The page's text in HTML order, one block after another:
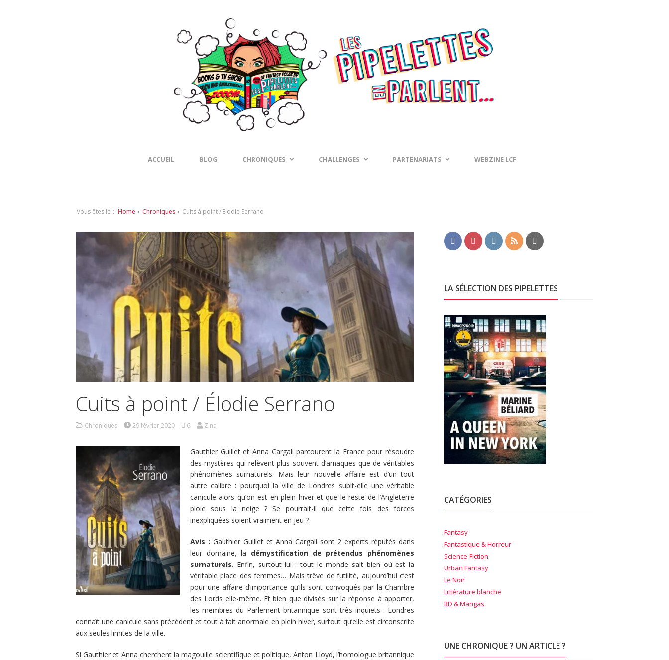
ACCUEIL BLOG CHRONIQUES CHALLENGES PARTENARIATS WEBZINE LCF
Vous êtes ici : Home › Chroniques › Cuits à point / Élodie Serrano
Cuits à point / Élodie Serrano
Chroniques 29 février 2020 6 Zina
Gauthier Guillet et Anna Cargali parcourent la France pour résoudre
des mystères qui relèvent plus souvent d’arnaques que de véritables
phénomènes surnaturels. Mais leur nouvelle affaire est d’un tout
autre calibre : pourquoi la ville de Londres subit-elle une véritable
canicule alors qu’on est en plein hiver et que le reste de l’Angleterre
ploie sous la neige ? Se pourrait-il que cette fois des forces
inexpliquées soient vraiment en jeu ?
Avis : Gauthier Guillet et Anna Cargali sont 2 experts réputés dans
leur domaine, la démystification de prétendus phénomènes
surnaturels. Enfin, surtout lui : tout le monde sait bien où est la
véritable place des femmes… Mais trêve de futilité, aujourd’hui c’est
pour une affaire d’importance qu’ils sont convoqués par la Chambre
des Lords elle-même. Et bien que divisés sur la réponse à apporter,
les membres du Parlement britannique sont très inquiets : Londres
connaît une canicule sans précédent et tout à fait anormale en plein hiver, surtout qu’elle est circonscrite
aux seules limites de la ville.
Si Gauthier et Anna cherchent la magouille scientifique et politique, Anton Lloyd, l’homologue britannique
LA SÉLECTION DES PIPELETTES
CATÉGORIES
Fantasy
Fantastique & Horreur
Science-Fiction
Urban Fantasy
Le Noir
Littérature blanche
BD & Mangas
UNE CHRONIQUE ? UN ARTICLE ?